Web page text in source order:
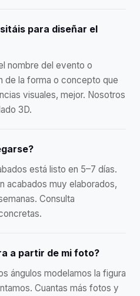
para diseñar el
nombre del evento o
de la forma o concepto que
visuales, mejor. Nosotros
3D.
está listo en 5–7 días.
acabados muy elaborados,
Consulta
a partir de mi foto?
ángulos modelamos la figura
Cuantas más fotos y